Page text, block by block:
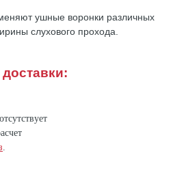
ушные воронки различных
слухового прохода.
.